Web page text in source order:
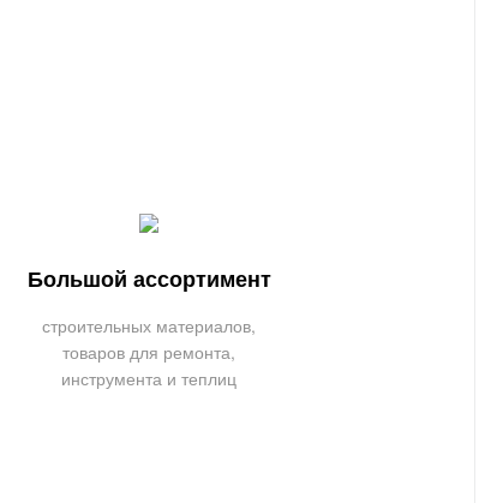
Большой ассортимент
строительных материалов,
товаров для ремонта,
инструмента и теплиц